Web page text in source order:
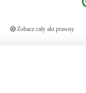
Zobacz cały akt prawny